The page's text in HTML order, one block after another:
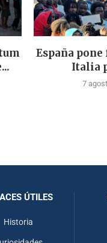
España
Italia
7
ÚTILES
Historia